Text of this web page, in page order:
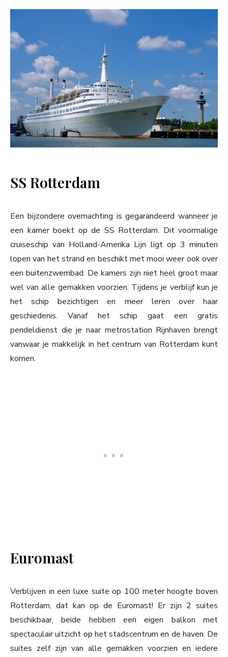
SS Rotterdam
Een bijzondere overnachting is gegarandeerd wanneer je
een kamer boekt op de SS Rotterdam. Dit voormalige
cruiseschip van Holland-Amerika Lijn ligt op 3 minuten
lopen van het strand en beschikt met mooi weer ook over
een buitenzwembad. De kamers zijn niet heel groot maar
wel van alle gemakken voorzien. Tijdens je verblijf kun je
het schip bezichtigen en meer leren over haar
geschiedenis. Vanaf het schip gaat een gratis
pendeldienst die je naar metrostation Rijnhaven brengt
vanwaar je makkelijk in het centrum van Rotterdam kunt
komen.
Euromast
Verblijven in een luxe suite op 100 meter hoogte boven
Rotterdam, dat kan op de Euromast! Er zijn 2 suites
beschikbaar, beide hebben een eigen balkon met
spectaculair uitzicht op het stadscentrum en de haven. De
suites zelf zijn van alle gemakken voorzien en iedere